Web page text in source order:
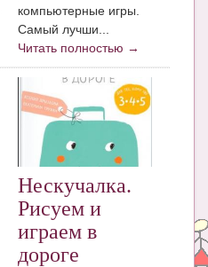
компьютерные игры.
Самый лучши...
Читать полностью →
Нескучалка.
Рисуем и
играем в
дороге